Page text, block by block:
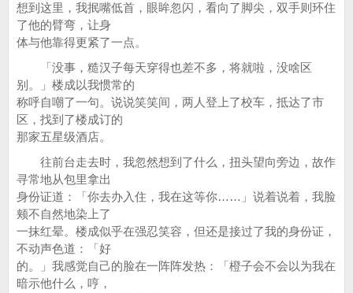
想到这里，我抿嘴低首，眼眸忽闪，看向了脚尖，双手则环住
了他的臂弯，让身
体与他靠得更紧了一点。
「没事，糙汉子每天穿得也差不多，将就啦，没啥区
别。」楼成以我惯常的
称呼自嘲了一句。说说笑笑间，两人登上了校车，抵达了市
区，找到了楼成订的
那家五星级酒店。
往前台走去时，我忽然想到了什么，扭头望向旁边，故作
寻常地从包里拿出
身份证道：「你去办入住，我在这等你……」说着说着，我脸
颊不自然地染上了
一抹红晕。楼成似乎在强忍笑容，但还是接过了我的身份证，
不动声色道：「好
的。」我感觉自己的脸在一阵阵发热：「橙子会不会以为我在
暗示他什么，哼，